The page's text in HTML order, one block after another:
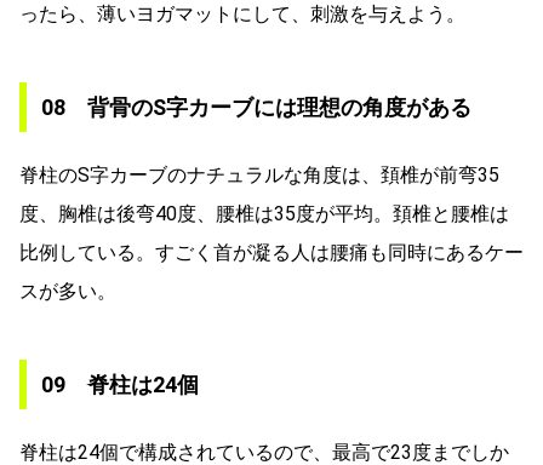
ったら、薄いヨガマットにして、刺激を与えよう。
08 背骨のS字カーブには理想の角度がある
脊柱のS字カーブのナチュラルな角度は、頚椎が前弯35
度、胸椎は後弯40度、腰椎は35度が平均。頚椎と腰椎は
比例している。すごく首が凝る人は腰痛も同時にあるケー
スが多い。
09 脊柱は24個
脊柱は24個で構成されているので、最高で23度までしか